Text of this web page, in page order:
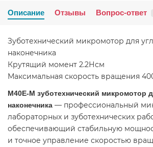
Описание Отзывы Вопрос-ответ
Зуботехнический микромотор для
наконечника
Крутящий момент 2.2Нсм
Максимальная скорость вращения
M40E-M зуботехнический микромотор
наконечника — профессиональный
лабораторных и зуботехнических
обеспечивающий стабильную
и точное управление скоростью